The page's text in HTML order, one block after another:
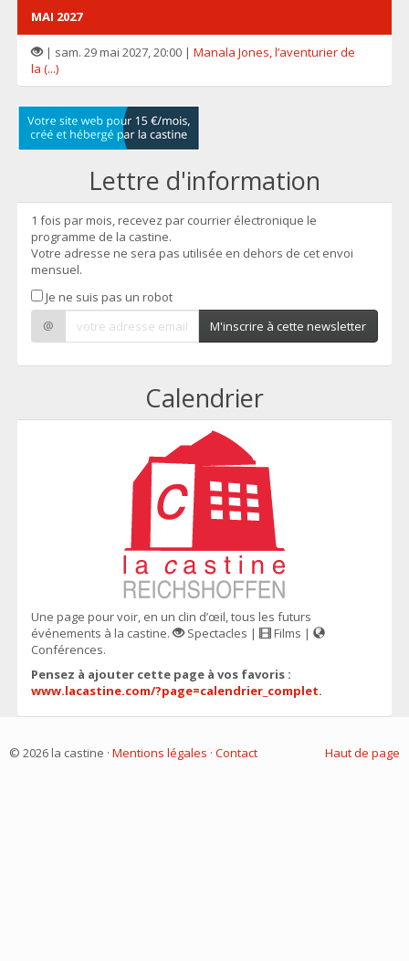
MAI 2027
| sam. 29 mai 2027, 20:00 | Manala Jones, l’aventurier de
la (...)
Lettre d'information
1 fois par mois, recevez par courrier électronique le
programme de la castine.
Votre adresse ne sera pas utilisée en dehors de cet envoi
mensuel.
Je ne suis pas un robot
@
M'inscrire à cette newsletter
Calendrier
Une page pour voir, en un clin d’œil, tous les futurs
événements à la castine.
Spectacles |
Films |
Conférences.
Pensez à ajouter cette page à vos favoris :
www.lacastine.com/?page=calendrier_complet.
Haut de page
© 2026 la castine · Mentions légales · Contact